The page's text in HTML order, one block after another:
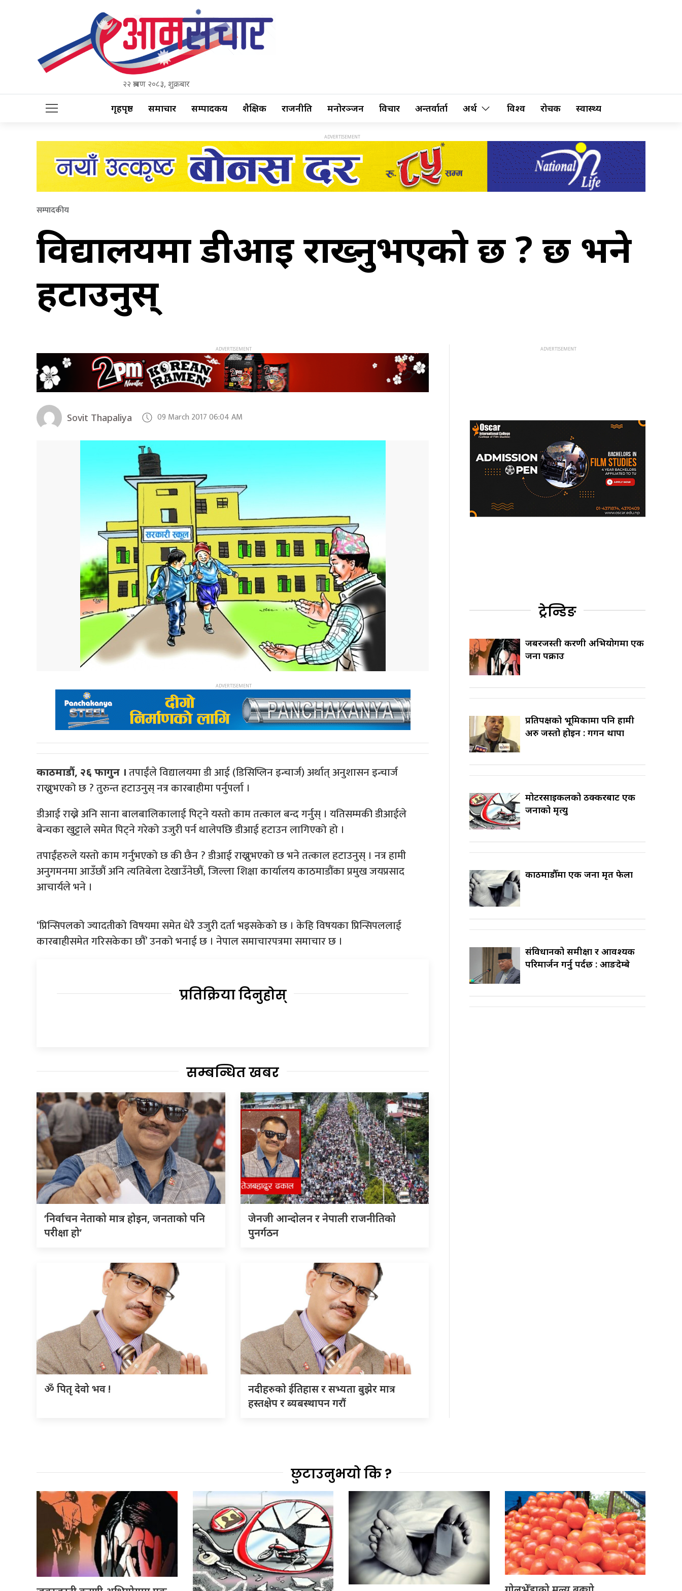
२२ श्रावण २०८३, शुक्रबार
गृहपृष्ठ समाचार सम्पादकीय शैक्षिक राजनीति मनोरञ्जन विचार अन्तर्वार्ता अर्थ विश्व रोचक स्वास्थ्य
सम्पादकीय
विद्यालयमा डीआई राख्नुभएको छ ? छ भने
हटाउनुस्
Sovit Thapaliya 09 March 2017 06:04 AM
काठमाडौं, २६ फागुन । तपाईंले विद्यालयमा डी आई (डिसिप्लिन इन्चार्ज) अर्थात् अनुशासन इन्चार्ज
राख्नुभएको छ ? तुरुन्त हटाउनुस् नत्र कारबाहीमा पर्नुपर्ला ।
डीआई राख्ने अनि साना बालबालिकालाई पिट्ने यस्तो काम तत्काल बन्द गर्नुस् । यतिसम्मकी डीआईले
बेन्चका खुट्टाले समेत पिट्ने गरेको उजुरी पर्न थालेपछि डीआई हटाउन लागिएको हो ।
तपाईंहरुले यस्तो काम गर्नुभएको छ की छैन ? डीआई राख्नुभएको छ भने तत्काल हटाउनुस् । नत्र हामी
अनुगमनमा आउँछौं अनि त्यतिबेला देखाउँनेछौं, जिल्ला शिक्षा कार्यालय काठमाडौंका प्रमुख जयप्रसाद
आचार्यले भने ।
‘प्रिन्सिपलको ज्यादतीको विषयमा समेत धेरै उजुरी दर्ता भइसकेको छ । केहि विषयका प्रिन्सिपललाई
कारबाहीसमेत गरिसकेका छौं’ उनको भनाई छ । नेपाल समाचारपत्रमा समाचार छ ।
प्रतिक्रिया दिनुहोस्
सम्बन्धित खबर
‘निर्वाचन नेताको मात्र होइन, जनताको पनि
परीक्षा हो’
जेनजी आन्दोलन र नेपाली राजनीतिको
पुनर्गठन
ॐ पितृ देवो भव !
नदीहरुकाे ईतिहास र सभ्यता बुझेर मात्र
हस्तक्षेप र ब्यबस्थापन गराैं
ट्रेन्डिङ
जबरजस्ती करणी अभियोगमा एक
जना पक्राउ
प्रतिपक्षको भूमिकामा पनि हामी
अरु जस्तो होइन : गगन थापा
मोटरसाइकलको ठक्करबाट एक
जनाको मृत्यु
काठमाडौँमा एक जना मृत फेला
संविधानको समीक्षा र आवश्यक
परिमार्जन गर्नु पर्दछ : आङदेम्बे
छुटाउनुभयो कि ?